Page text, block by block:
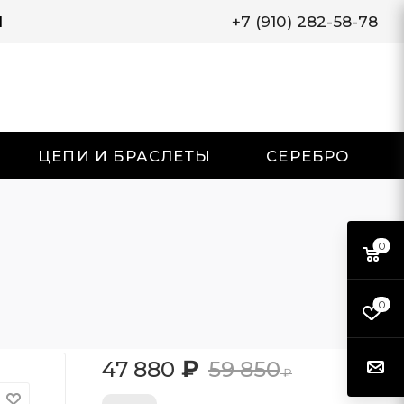
+7 (910) 282-58-78
ЦЕПИ И БРАСЛЕТЫ СЕРЕБРО
47 880 ₽ 59 850₽
0
0